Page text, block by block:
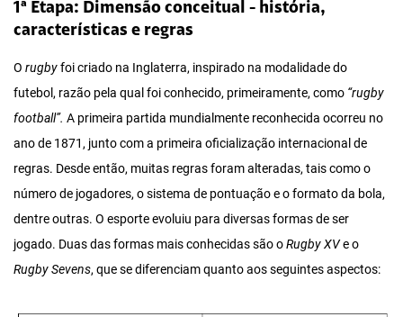
1ª Etapa: Dimensão conceitual - história,
características e regras
O rugbyfoi criado na Inglaterra, inspirado na modalidade do
futebol, razão pela qual foi conhecido, primeiramente, como “rugby
football”. A primeira partida mundialmente reconhecida ocorreu no
ano de 1871, junto com a primeira oficialização internacional de
regras. Desde então, muitas regras foram alteradas, tais como o
número de jogadores, o sistema de pontuação e o formato da bola,
dentre outras. O esporte evoluiu para diversas formas de ser
jogado. Duas das formas mais conhecidas são oRugby XVe o
Rugby Sevens, que se diferenciam quanto aos seguintes aspectos: